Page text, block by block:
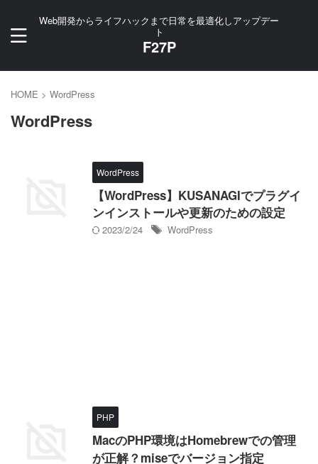
Web開発からライフハックまで日常を最適化しアップデー
ト
F27P
HOME > WordPress
WordPress
WordPress
【WordPress】KUSANAGIでプラグイ
ンインストールや更新のための設定
2023/2/24 WordPress
PHP
MacのPHP環境はHomebrewでの管理
が正解？miseでバージョン指定